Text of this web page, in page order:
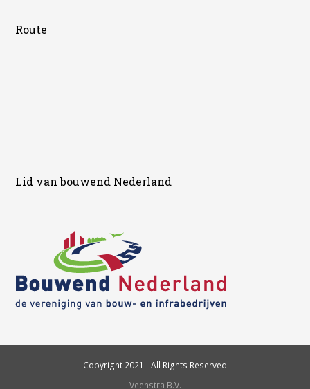
Route
Lid van bouwend Nederland
Copyright 2021 - All Rights Reserved
Veenstra B.V.